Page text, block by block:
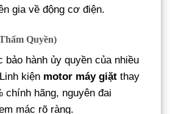
gia về động cơ điện.
Quyền)
bảo hành ủy quyền của nhiều
kiện motor máy giặt thay
chính hãng, nguyên đai
mác rõ ràng.